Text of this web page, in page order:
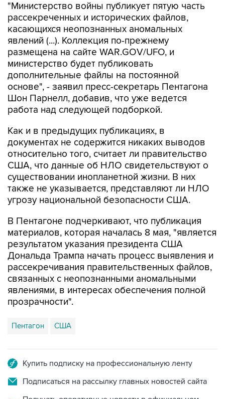
"Министерство войны публикует пятую часть
рассекреченных и исторических файлов,
касающихся неопознанных аномальных
явлений (...). Коллекция по-прежнему
размещена на сайте WAR.GOV/UFO, и
министерство будет публиковать
дополнительные файлы на постоянной
основе", - заявил пресс-секретарь Пентагона
Шон Парнелл, добавив, что уже ведется
работа над следующей подборкой.
Как и в предыдущих публикациях, в
документах не содержится никаких выводов
относительно того, считает ли правительство
США, что данные об НЛО свидетельствуют о
существовании инопланетной жизни. В них
также не указывается, представляют ли НЛО
угрозу национальной безопасности США.
В Пентагоне подчеркивают, что публикация
материалов, которая началась 8 мая, "является
результатом указания президента США
Дональда Трампа начать процесс выявления и
рассекречивания правительственных файлов,
связанных с неопознанными аномальными
явлениями, в интересах обеспечения полной
прозрачности".
Пентагон США
Купить подписку на профессиональную ленту
Подписаться на рассылку главных новостей сайта